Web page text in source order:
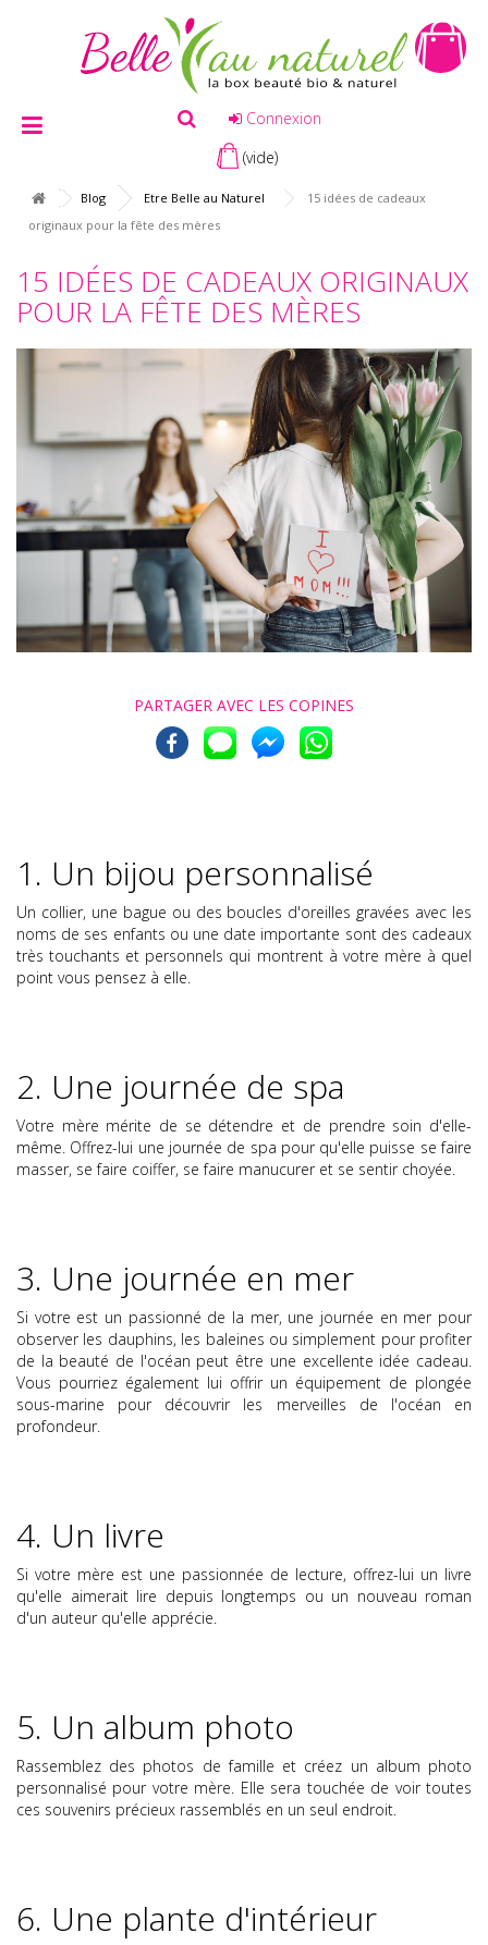
Connexion
(vide)
Blog Etre Belle au Naturel
15 idées de cadeaux
originaux pour la fête des mères
15 IDÉES DE CADEAUX ORIGINAUX
POUR LA FÊTE DES MÈRES
PARTAGER AVEC LES COPINES
1. Un bijou personnalisé
Un collier, une bague ou des boucles d'oreilles gravées avec les
noms de ses enfants ou une date importante sont des cadeaux
très touchants et personnels qui montrent à votre mère à quel
point vous pensez à elle.
2. Une journée de spa
Votre mère mérite de se détendre et de prendre soin d'elle-
même. Offrez-lui une journée de spa pour qu'elle puisse se faire
masser, se faire coiffer, se faire manucurer et se sentir choyée.
3. Une journée en mer
Si votre est un passionné de la mer, une journée en mer pour
observer les dauphins, les baleines ou simplement pour profiter
de la beauté de l'océan peut être une excellente idée cadeau.
Vous pourriez également lui offrir un équipement de plongée
sous-marine pour découvrir les merveilles de l'océan en
profondeur.
4. Un livre
Si votre mère est une passionnée de lecture, offrez-lui un livre
qu'elle aimerait lire depuis longtemps ou un nouveau roman
d'un auteur qu'elle apprécie.
5. Un album photo
Rassemblez des photos de famille et créez un album photo
personnalisé pour votre mère. Elle sera touchée de voir toutes
ces souvenirs précieux rassemblés en un seul endroit.
6. Une plante d'intérieur